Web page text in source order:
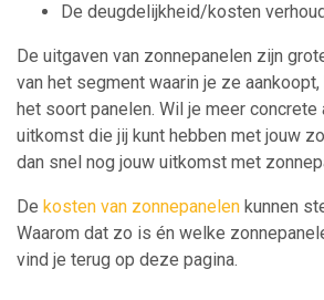
De deugdelijkheid/kosten
De uitgaven van zonnepanelen zijn
van het segment waarin je ze
het soort panelen. Wil je meer
uitkomst die jij kunt hebben met jouw
dan snel nog jouw uitkomst met
De kosten van zonnepanelen kunnen
Waarom dat zo is én welke
vind je terug op deze pagina.